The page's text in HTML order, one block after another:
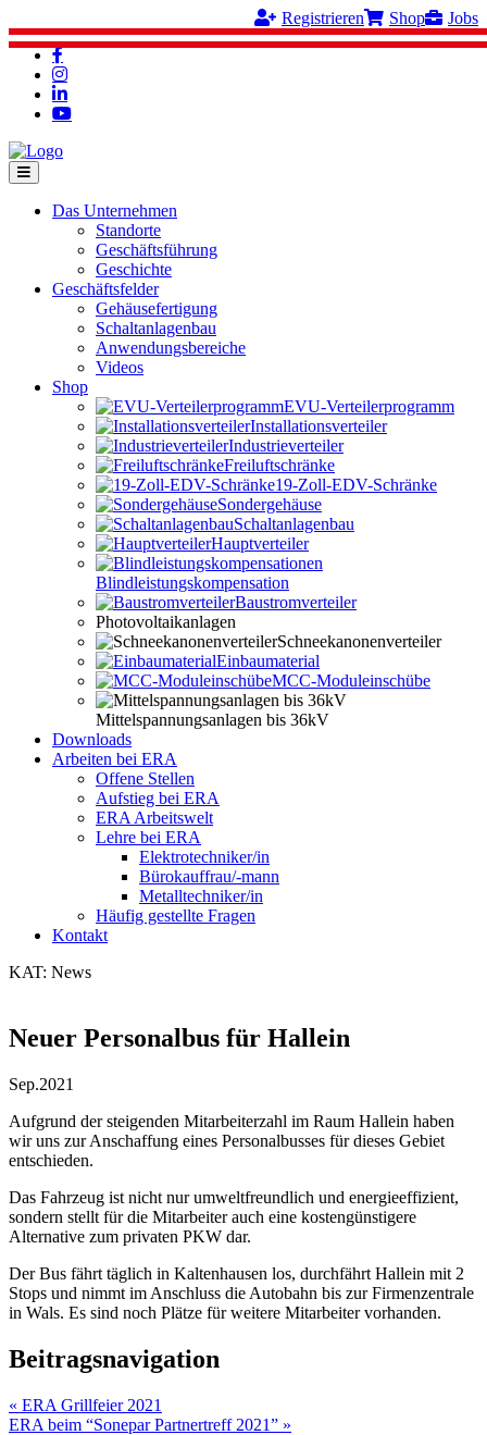
Registrieren Shop Jobs
Das Unternehmen
Standorte
Geschäftsführung
Geschichte
Geschäftsfelder
Gehäusefertigung
Schaltanlagenbau
Anwendungsbereiche
Videos
Shop
EVU-Verteilerprogramm
Installationsverteiler
Industrieverteiler
Freiluftschränke
19-Zoll-EDV-Schränke
Sondergehäuse
Schaltanlagenbau
Hauptverteiler
Blindleistungskompensation
Baustromverteiler
Photovoltaikanlagen
Schneekanonenverteiler
Einbaumaterial
MCC-Moduleinschübe
Mittelspannungsanlagen bis 36kV
Downloads
Arbeiten bei ERA
Offene Stellen
Aufstieg bei ERA
ERA Arbeitswelt
Lehre bei ERA
Elektrotechniker/in
Bürokauffrau/-mann
Metalltechniker/in
Häufig gestellte Fragen
Kontakt
KAT: News
Neuer Personalbus für Hallein
Sep.2021
Aufgrund der steigenden Mitarbeiterzahl im Raum Hallein haben
wir uns zur Anschaffung eines Personalbusses für dieses Gebiet
entschieden.
Das Fahrzeug ist nicht nur umweltfreundlich und energieeffizient,
sondern stellt für die Mitarbeiter auch eine kostengünstigere
Alternative zum privaten PKW dar.
Der Bus fährt täglich in Kaltenhausen los, durchfährt Hallein mit 2
Stops und nimmt im Anschluss die Autobahn bis zur Firmenzentrale
in Wals. Es sind noch Plätze für weitere Mitarbeiter vorhanden.
Beitragsnavigation
« ERA Grillfeier 2021
ERA beim “Sonepar Partnertreff 2021” »